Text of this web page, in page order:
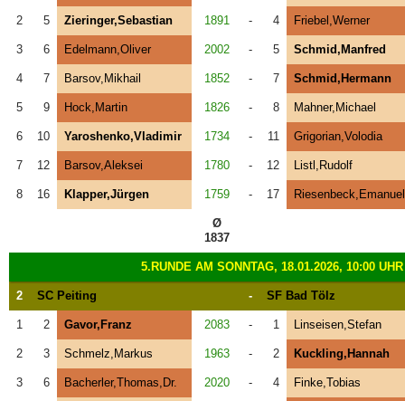
2 5 Zieringer,Sebastian 1891 - 4 Friebel,Werner
3 6 Edelmann,Oliver 2002 - 5 Schmid,Manfred
4 7 Barsov,Mikhail 1852 - 7 Schmid,Hermann
5 9 Hock,Martin 1826 - 8 Mahner,Michael
6 10 Yaroshenko,Vladimir 1734 - 11 Grigorian,Volodia
7 12 Barsov,Aleksei 1780 - 12 Listl,Rudolf
8 16 Klapper,Jürgen 1759 - 17 Riesenbeck,Emanuel
Ø
1837
5.RUNDE AM SONNTAG, 18.01.2026, 10:00 UHR
2 SC Peiting - SF Bad Tölz
1 2 Gavor,Franz 2083 - 1 Linseisen,Stefan
2 3 Schmelz,Markus 1963 - 2 Kuckling,Hannah
3 6 Bacherler,Thomas,Dr. 2020 - 4 Finke,Tobias